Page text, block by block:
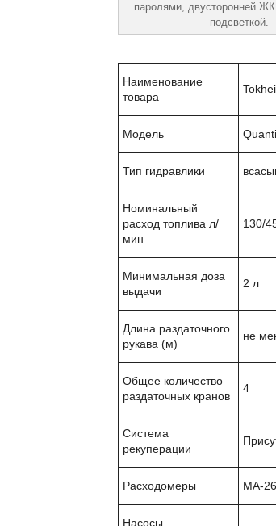
паролями, двусторонней ЖК
подсветкой.
Наименование
товара
Модель
Тип гидравлики
Номинальный
расход топлива л/
мин
130/
Минимальная доза
выдачи
2 л
Длина раздаточного
рукава (м)
не
Общее количество
раздаточных кранов
4
Система
рекуперации
Расходомеры MA-26
Насосы